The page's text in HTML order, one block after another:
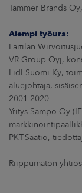
Tammer Brands
Aiempi työura:
Laitilan
VR Group Oyj,
Lidl Suomi Ky,
aluejohtaja,
2001-2020
Yritys-Sampo Oy
PKT-Säätiö,
Riippumaton